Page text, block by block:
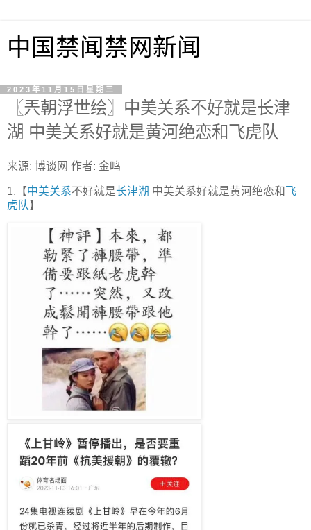
中国禁闻禁网新闻
2023年11月15日星期三
〖兲朝浮世绘〗中美关系不好就是长津
湖 中美关系好就是黄河绝恋和飞虎队
来源: 博谈网 作者: 金鸣
1.【中美关系不好就是长津湖 中美关系好就是黄河绝恋和 飞
虎队】